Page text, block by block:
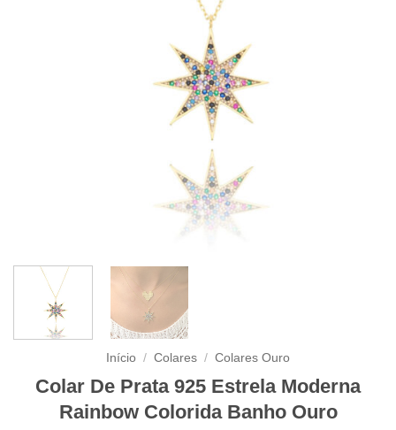
Início / Colares / Colares Ouro
Colar De Prata 925 Estrela Moderna
Rainbow Colorida Banho Ouro